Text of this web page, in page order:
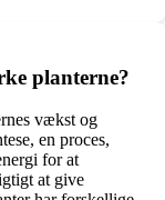
planterne?
vækst og
en proces,
for at
at give